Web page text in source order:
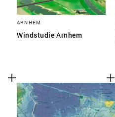
ARNHEM
Windstudie Arnhem